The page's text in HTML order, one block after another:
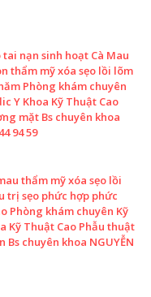
nạn sinh hoạt Cà Mau
thẩm mỹ xóa sẹo lồi lõm
Phòng khám chuyên
Y Khoa Kỹ Thuật Cao
mặt Bs chuyên khoa
94 59
thẩm mỹ xóa sẹo lồi
trị sẹo phức hợp phức
Phòng khám chuyên Kỹ
Kỹ Thuật Cao Phẫu thuật
Bs chuyên khoa NGUYỄN